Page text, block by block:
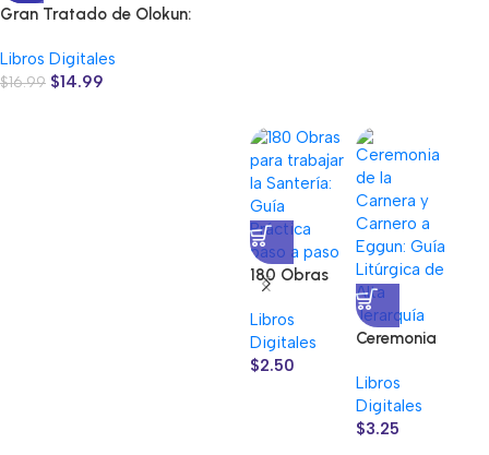
Gran Tratado de Olokun:
Libros Digitales
$16.99 $14.99
180 Obras
para
trabajar la
Santería:
Guía
Libros
Digitales
$2.50
Ceremonia
Carnera y
Carnero a
Eggun: Guía
Libros
Digitales
$3.25